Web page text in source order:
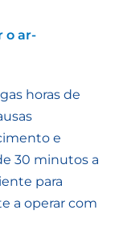
o ar-
horas de
e
30 minutos a
para
a operar com